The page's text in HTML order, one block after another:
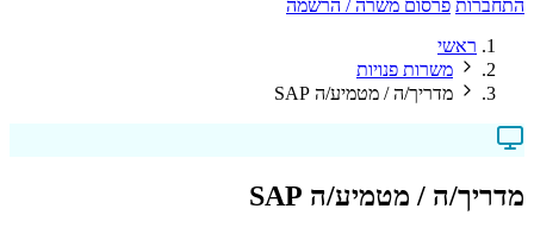
התחברות פרסום משרה / הרשמה
ראשי
משרות פנויות
מדריך/ה / מטמיע/ה SAP
מדריך/ה / מטמיע/ה SAP